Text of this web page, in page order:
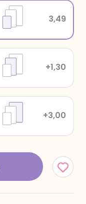
+3,00
+1,30
3,49